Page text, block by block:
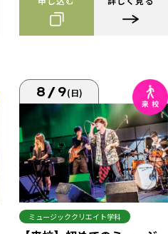
8/9(日)
ミュージッククリエイト学科